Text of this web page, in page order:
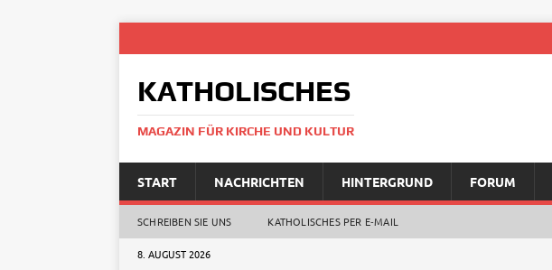
KATHOLISCHES
MAGAZIN FÜR KIRCHE UND KULTUR
START NACHRICHTEN HINTERGRUND FORUM
SCHREIBEN SIE UNS KATHOLISCHES PER E‑MAIL
8. AUGUST 2026